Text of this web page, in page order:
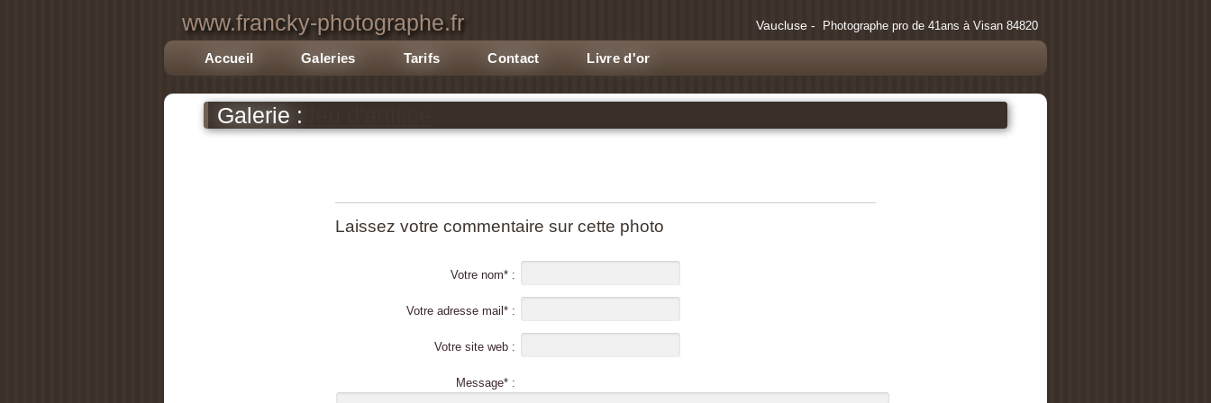
Vaucluse - Photographe pro de 41ans à Visan 84820
www.francky-photographe.fr
Accueil Galeries Tarifs Contact Livre d'or
Galerie :
Laissez votre commentaire sur cette photo
Votre nom* :
Votre adresse mail* :
Votre site web :
Message* :